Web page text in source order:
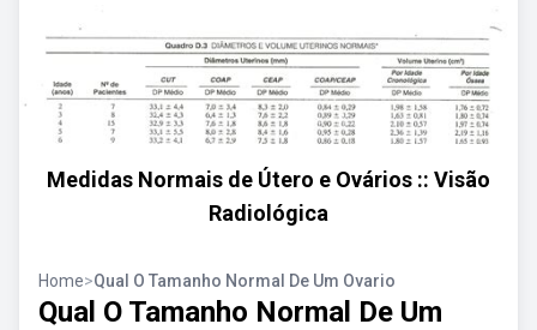
Medidas Normais de Útero e Ovários :: Visão
Radiológica
Home>Qual O Tamanho Normal De Um Ovario
Qual O Tamanho Normal De Um